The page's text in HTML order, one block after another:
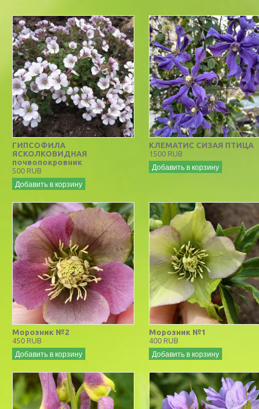
ГИПСОФИЛА
ЯСКОЛКОВИДНАЯ
почвопокровник
500 RUB
Добавить в корзину
КЛЕМАТИС СИЗАЯ ПТИЦА
1500 RUB
Добавить в корзину
Морозник №2
450 RUB
Добавить в корзину
Морозник №1
400 RUB
Добавить в корзину